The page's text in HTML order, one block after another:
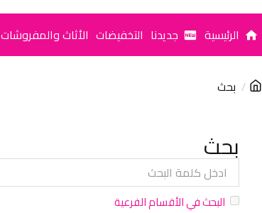
الرئيسية جديدنا التخفيضات الأثاث والمفروشات
بحث
بحث
البحث في الأقسام الفرعية